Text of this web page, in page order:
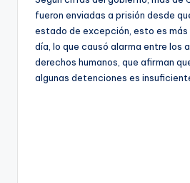
fueron enviadas a prisión desde
estado de excepción, esto es más
día, lo que causó alarma entre los
derechos humanos, que afirman
algunas detenciones es